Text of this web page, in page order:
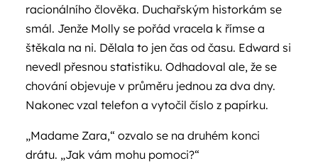
racionálního člověka. Duchařským historkám se
smál. Jenže Molly se pořád vracela k římse a
štěkala na ni. Dělala to jen čas od času. Edward si
nevedl přesnou statistiku. Odhadoval ale, že se
chování objevuje v průměru jednou za dva dny.
Nakonec vzal telefon a vytočil číslo z papírku.
„Madame Zara,“ ozvalo se na druhém konci
drátu. „Jak vám mohu pomoci?“